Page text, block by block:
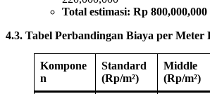
Total estimasi: Rp 800,000,000
4.3. Tabel Perbandingan Biaya per Meter
Kompone
n
Standard
(Rp/m²)
Middle
(Rp/m²)